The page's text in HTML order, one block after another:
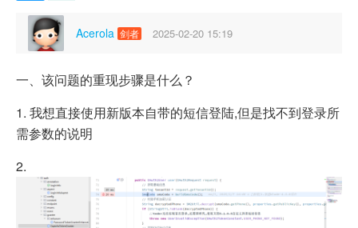
Acerola 剑者 2025-02-20 15:19
一、该问题的重现步骤是什么？
1. 我想直接使用新版本自带的短信登陆,但是找不到登录所
需参数的说明
2.